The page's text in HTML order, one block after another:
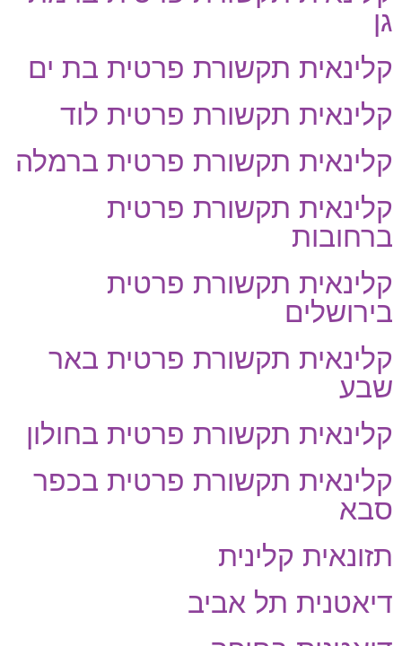
גן
קלינאית תקשורת פרטית בת ים
קלינאית תקשורת פרטית לוד
קלינאית תקשורת פרטית ברמלה
קלינאית תקשורת פרטית
ברחובות
קלינאית תקשורת פרטית
בירושלים
קלינאית תקשורת פרטית באר
שבע
קלינאית תקשורת פרטית בחולון
קלינאית תקשורת פרטית בכפר
סבא
תזונאית קלינית
דיאטנית תל אביב